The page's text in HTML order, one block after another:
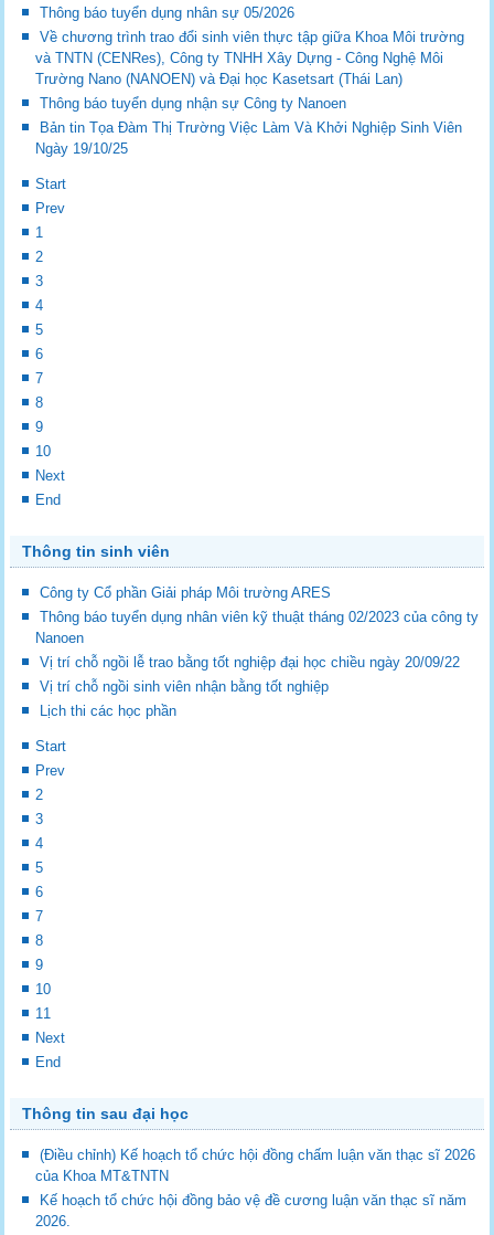
Thông báo tuyển dụng nhân sự 05/2026
Về chương trình trao đổi sinh viên thực tập giữa Khoa Môi trường
và TNTN (CENRes), Công ty TNHH Xây Dựng - Công Nghệ Môi
Trường Nano (NANOEN) và Đại học Kasetsart (Thái Lan)
Thông báo tuyển dụng nhận sự Công ty Nanoen
Bản tin Tọa Đàm Thị Trường Việc Làm Và Khởi Nghiệp Sinh Viên
Ngày 19/10/25
Start
Prev
1
2
3
4
5
6
7
8
9
10
Next
End
Thông tin sinh viên
Công ty Cổ phần Giải pháp Môi trường ARES
Thông báo tuyển dụng nhân viên kỹ thuật tháng 02/2023 của công ty
Nanoen
Vị trí chỗ ngồi lễ trao bằng tốt nghiệp đại học chiều ngày 20/09/22
Vị trí chỗ ngồi sinh viên nhận bằng tốt nghiệp
Lịch thi các học phần
Start
Prev
2
3
4
5
6
7
8
9
10
11
Next
End
Thông tin sau đại học
(Điều chỉnh) Kế hoạch tổ chức hội đồng chấm luận văn thạc sĩ 2026
của Khoa MT&TNTN
Kế hoạch tổ chức hội đồng bảo vệ đề cương luận văn thạc sĩ năm
2026.